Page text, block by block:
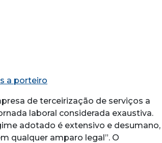
a porteiro
de terceirização de serviços a
laboral considerada exaustiva.
adotado é extensivo e desumano,
qualquer amparo legal”. O